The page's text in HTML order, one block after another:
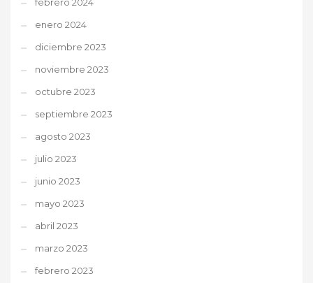
enero 2024
diciembre 2023
noviembre 2023
octubre 2023
septiembre 2023
agosto 2023
julio 2023
junio 2023
mayo 2023
abril 2023
marzo 2023
febrero 2023